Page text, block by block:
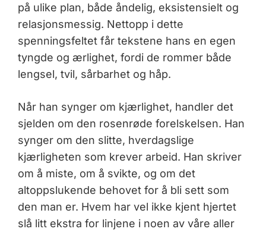
på ulike plan, både åndelig, eksistensielt og
relasjonsmessig. Nettopp i dette
spenningsfeltet får tekstene hans en egen
tyngde og ærlighet, fordi de rommer både
lengsel, tvil, sårbarhet og håp.
Når han synger om kjærlighet, handler det
sjelden om den rosenrøde forelskelsen. Han
synger om den slitte, hverdagslige
kjærligheten som krever arbeid. Han skriver
om å miste, om å svikte, og om det
altoppslukende behovet for å bli sett som
den man er. Hvem har vel ikke kjent hjertet
slå litt ekstra for linjene i noen av våre aller